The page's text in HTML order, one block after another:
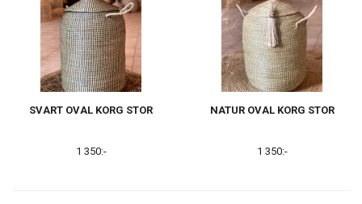
SVART OVAL KORG STOR
1 350:-
NATUR OVAL KORG STOR
1 350:-